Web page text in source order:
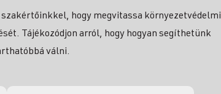
szakértőinkkel, hogy megvitassa környezetvédelmi
Tájékozódjon arról, hogy hogyan segíthetünk
válni.